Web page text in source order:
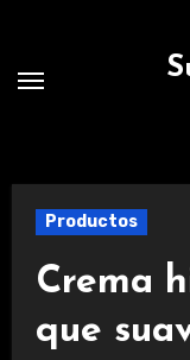
contenido
Productos
Crema
que